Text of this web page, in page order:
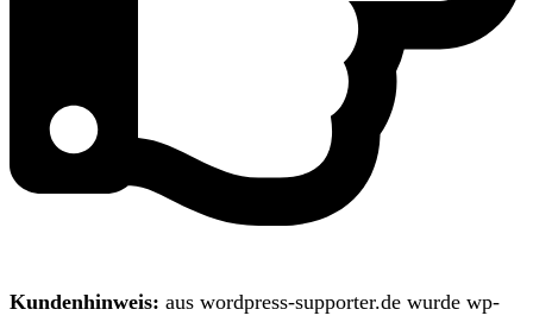
Kundenhinweis: aus wordpress-supporter.de wurde wp-